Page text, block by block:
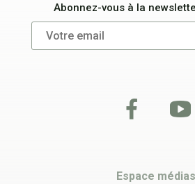
Abonnez-vous à la
Espace médias